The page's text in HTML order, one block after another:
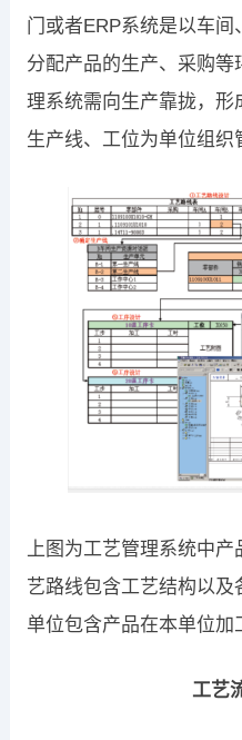
门或者ERP系统是以车
分配产品的生产、采购
理系统需向生产靠拢，形
生产线、工位为单位组织
上图为工艺管理系统中
艺路线包含工艺结构以
单位包含产品在本单位加
工艺